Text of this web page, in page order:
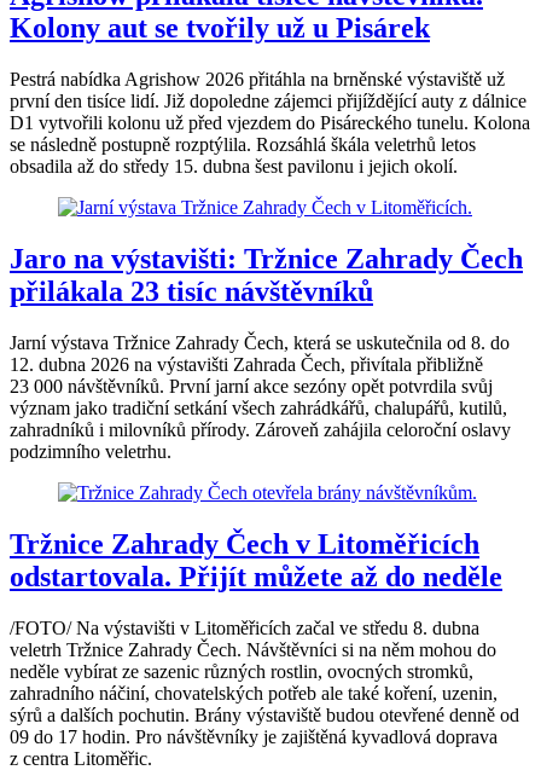
Kolony aut se tvořily už u Pisárek
Pestrá nabídka Agrishow 2026 přitáhla na brněnské výstaviště už
první den tisíce lidí. Již dopoledne zájemci přijíždějící auty z dálnice
D1 vytvořili kolonu už před vjezdem do Pisáreckého tunelu. Kolona
se následně postupně rozptýlila. Rozsáhlá škála veletrhů letos
obsadila až do středy 15. dubna šest pavilonu i jejich okolí.
Jaro na výstavišti: Tržnice Zahrady Čech
přilákala 23 tisíc návštěvníků
Jarní výstava Tržnice Zahrady Čech, která se uskutečnila od 8. do
12. dubna 2026 na výstavišti Zahrada Čech, přivítala přibližně
23 000 návštěvníků. První jarní akce sezóny opět potvrdila svůj
význam jako tradiční setkání všech zahrádkářů, chalupářů, kutilů,
zahradníků i milovníků přírody. Zároveň zahájila celoroční oslavy
podzimního veletrhu.
Tržnice Zahrady Čech v Litoměřicích
odstartovala. Přijít můžete až do neděle
/FOTO/ Na výstavišti v Litoměřicích začal ve středu 8. dubna
veletrh Tržnice Zahrady Čech. Návštěvníci si na něm mohou do
neděle vybírat ze sazenic různých rostlin, ovocných stromků,
zahradního náčiní, chovatelských potřeb ale také koření, uzenin,
sýrů a dalších pochutin. Brány výstaviště budou otevřené denně od
09 do 17 hodin. Pro návštěvníky je zajištěná kyvadlová doprava
z centra Litoměřic.